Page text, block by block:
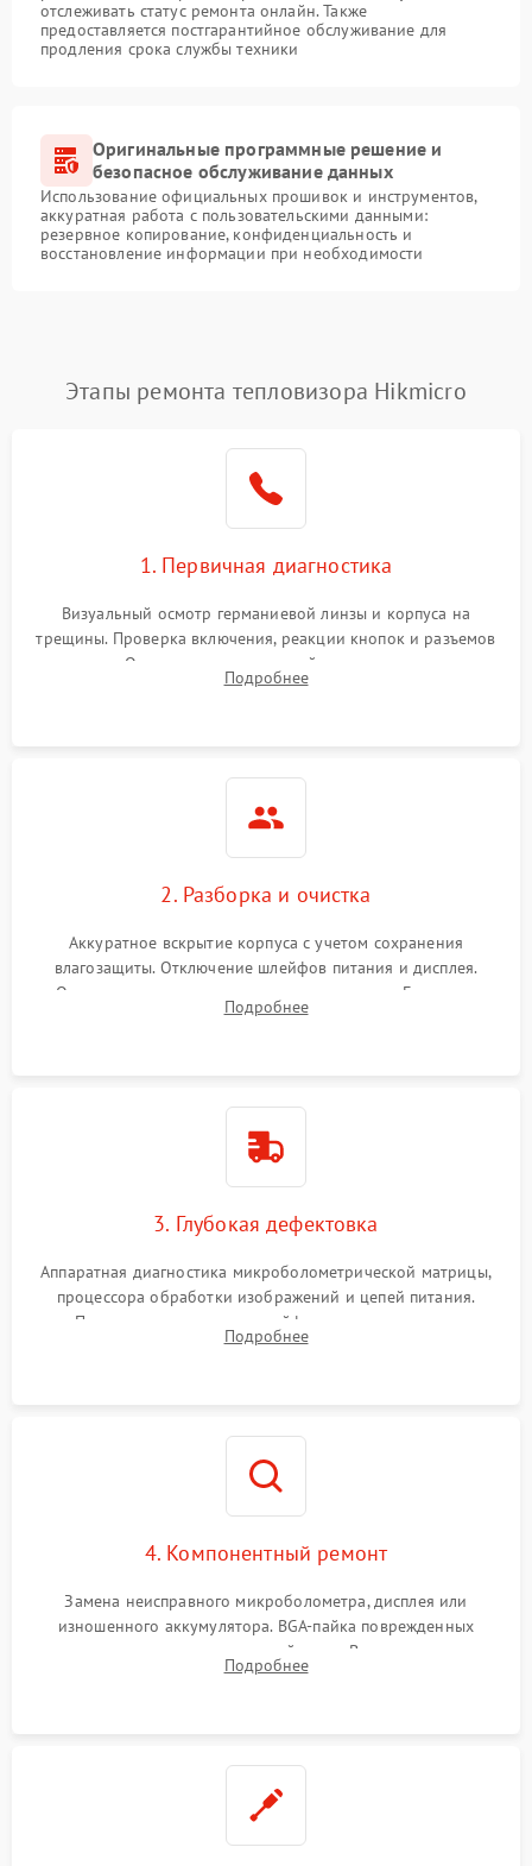
отслеживать статус ремонта онлайн. Также
предоставляется постгарантийное обслуживание для
продления срока службы техники
Оригинальные программные решение и
безопасное обслуживание данных
Использование официальных прошивок и инструментов,
аккуратная работа с пользовательскими данными:
резервное копирование, конфиденциальность и
восстановление информации при необходимости
Этапы ремонта тепловизора Hikmicro
1. Первичная диагностика
Визуальный осмотр германиевой линзы и корпуса на
трещины. Проверка включения, реакции кнопок и разъемов
зарядки. Оценка вывода тепловой сигнатуры на экран,
проверка базовых функций и считывание системных
Подробнее
2. Разборка и очистка
Аккуратное вскрытие корпуса с учетом сохранения
влагозащиты. Отключение шлейфов питания и дисплея.
Очистка внутренних плат от окислов и пыли. Бережная
обработка германиевого объектива специализированными
Подробнее
3. Глубокая дефектовка
Аппаратная диагностика микроболометрической матрицы,
процессора обработки изображений и цепей питания.
Проверка целостности шлейфов, модуля памяти и
интерфейсов связи. Выявление сгоревших SMD-компонентов
Подробнее
4. Компонентный ремонт
Замена неисправного микроболометра, дисплея или
изношенного аккумулятора. BGA-пайка поврежденных
контроллеров на материнской плате. Восстановление
разъемов и кнопок, замена поврежденных элементов
Подробнее